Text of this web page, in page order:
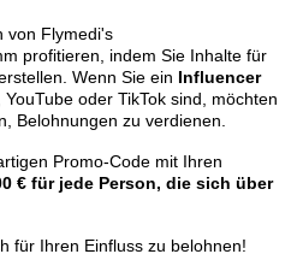
von Flymedi's
profitieren, indem Sie Inhalte für
Wenn Sie ein Influencer
oder TikTok sind, möchten
Belohnungen zu verdienen.
Promo-Code mit Ihren
€ für jede Person, die sich über
für Ihren Einfluss zu belohnen!